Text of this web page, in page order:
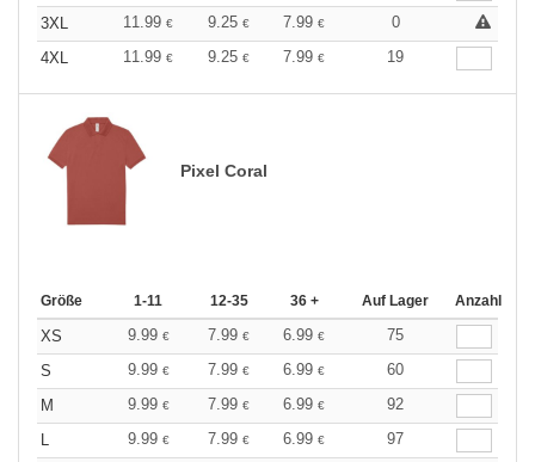
3XL
11.99 € 9.25 € 7.99 €
0
4XL
11.99 € 9.25 € 7.99 € 19
Pixel Coral
Größe 1-11 12-35 36 + Auf Lager Anzahl
XS 9.99 € 7.99 € 6.99 €
75
S
9.99 € 7.99 € 6.99 €
60
M
9.99 € 7.99 € 6.99 €
92
9.99 € 7.99 € 6.99 €
97